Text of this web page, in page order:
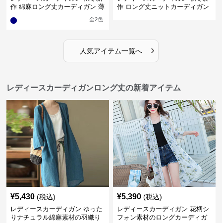
作 綿麻ロング丈カーディガン 薄
全2色
作 ロング丈ニットカーディガン
人気アイテム一覧へ ›
レディースカーディガンロング丈の新着アイテム
¥5,430 (税込)
レディースカーディガン ゆった
りナチュラル綿麻素材の羽織り
¥5,390 (税込)
レディースカーディガン 花柄シ
フォン素材のロングカーディガ